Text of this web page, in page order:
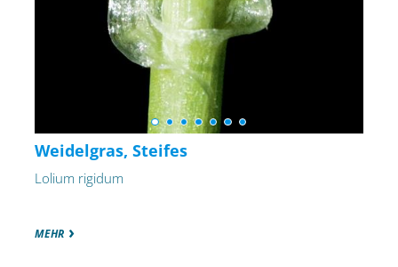
Weidelgras, Steifes
Lolium rigidum
MEHR